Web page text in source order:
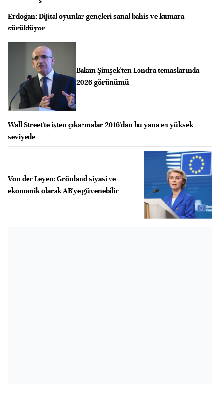
Erdoğan: Dijital oyunlar gençleri sanal bahis ve kumara
sürüklüyor
Bakan Şimşek'ten Londra temaslarında
2026 görünümü
Wall Street'te işten çıkarmalar 2016'dan bu yana en yüksek
seviyede
Von der Leyen: Grönland siyasi ve
ekonomik olarak AB'ye güvenebilir